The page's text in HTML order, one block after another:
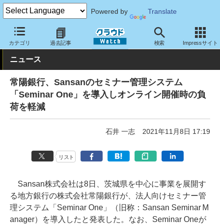
Powered by Translate
カテゴリ 過去記事 検索 Impressサイト
クラウド Watch トピック 導入事例 その他
ニュース
常陽銀行、Sansanのセミナー管理システム
「Seminar One」を導入しオンライン開催時の負
荷を軽減
石井 一志 2021年11月8日 17:19
リスト
Sansan株式会社は8日、茨城県を中心に事業を展開す
る地方銀行の株式会社常陽銀行が、法人向けセミナー管
理システム「Seminar One」（旧称：Sansan Seminar M
anager）を導入したと発表した。なお、Seminar Oneが